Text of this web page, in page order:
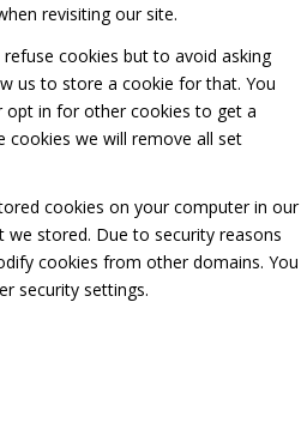
revisiting our site.
cookies but to avoid asking
us to store a cookie for that. You
in for other cookies to get a
cookies we will remove all set
cookies on your computer in our
stored. Due to security reasons
cookies from other domains. You
security settings.